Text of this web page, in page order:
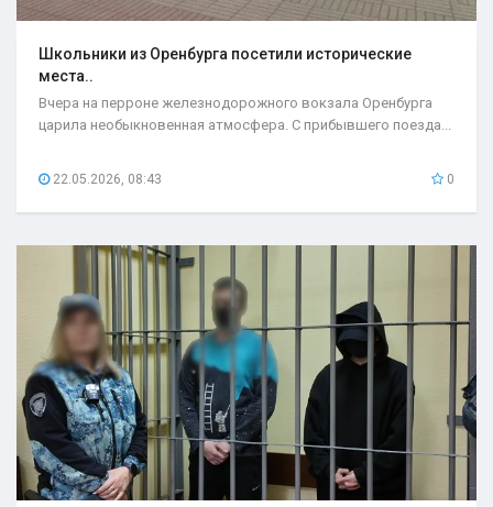
Школьники из Оренбурга посетили исторические
места..
Вчера на перроне железнодорожного вокзала Оренбурга
царила необыкновенная атмосфера. С прибывшего поезда...
22.05.2026, 08:43 0